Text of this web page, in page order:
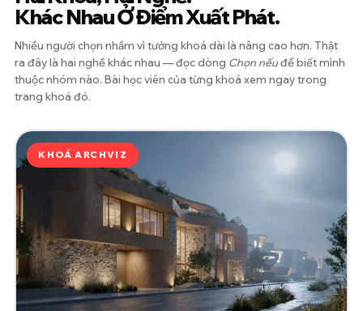
Khác Nhau Ở Điểm Xuất Phát.
Nhiều người chọn nhầm vì tưởng khoá dài là nâng cao hơn. Thật
ra đây là hai nghề khác nhau — đọc dòng Chọn nếuđể biết mình
thuộc nhóm nào. Bài học viên của từng khoá xem ngay trong
trang khoá đó.
KHOÁ ARCHVIZ